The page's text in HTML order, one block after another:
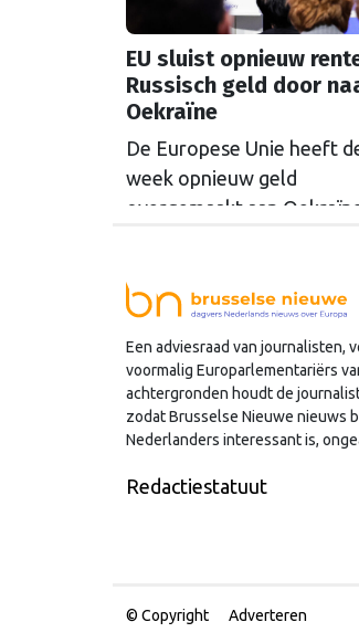
EU sluist opnieuw
Russisch geld door
Oekraïne
De Europese Unie heeft
week opnieuw geld
overgemaakt aan
om 1,4 miljard euro. Dat is
Russische Centrale Bank
de Belgische bank
parkeerde. De EU
geld na de Russische inval
Oekraïne. Het …
Een adviesraad van journalisten,
voormalig Europarlementariërs
achtergronden houdt de
zodat Brusselse Nieuwe nieuws
Nederlanders interessant is,
Redactiestatuut
© Copyright Adverteren